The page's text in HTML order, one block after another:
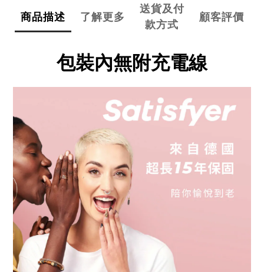
商品描述 了解更多
送貨及付
款方式
顧客評價
包裝內無附充電線